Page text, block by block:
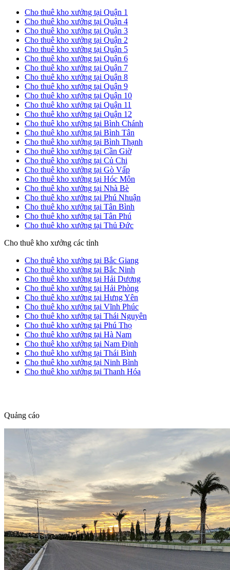
Cho thuê kho xưởng tại Quận 1
Cho thuê kho xưởng tại Quận 4
Cho thuê kho xưởng tại Quận 3
Cho thuê kho xưởng tại Quận 2
Cho thuê kho xưởng tại Quận 5
Cho thuê kho xưởng tại Quận 6
Cho thuê kho xưởng tại Quận 7
Cho thuê kho xưởng tại Quận 8
Cho thuê kho xưởng tại Quận 9
Cho thuê kho xưởng tại Quận 10
Cho thuê kho xưởng tại Quận 11
Cho thuê kho xưởng tại Quận 12
Cho thuê kho xưởng tại Bình Chánh
Cho thuê kho xưởng tại Bình Tân
Cho thuê kho xưởng tại Bình Thạnh
Cho thuê kho xưởng tại Cần Giờ
Cho thuê kho xưởng tại Củ Chi
Cho thuê kho xưởng tại Gò Vấp
Cho thuê kho xưởng tại Hóc Môn
Cho thuê kho xưởng tại Nhà Bè
Cho thuê kho xưởng tại Phú Nhuận
Cho thuê kho xưởng tại Tân Bình
Cho thuê kho xưởng tại Tân Phú
Cho thuê kho xưởng tại Thủ Đức
Cho thuê kho xưởng các tỉnh
Cho thuê kho xưởng tại Bắc Giang
Cho thuê kho xưởng tại Bắc Ninh
Cho thuê kho xưởng tại Hải Dương
Cho thuê kho xưởng tại Hải Phòng
Cho thuê kho xưởng tại Hưng Yên
Cho thuê kho xưởng tại Vĩnh Phúc
Cho thuê kho xưởng tại Thái Nguyên
Cho thuê kho xưởng tại Phú Thọ
Cho thuê kho xưởng tại Hà Nam
Cho thuê kho xưởng tại Nam Định
Cho thuê kho xưởng tại Thái Bình
Cho thuê kho xưởng tại Ninh Bình
Cho thuê kho xưởng tại Thanh Hóa
Quảng cáo